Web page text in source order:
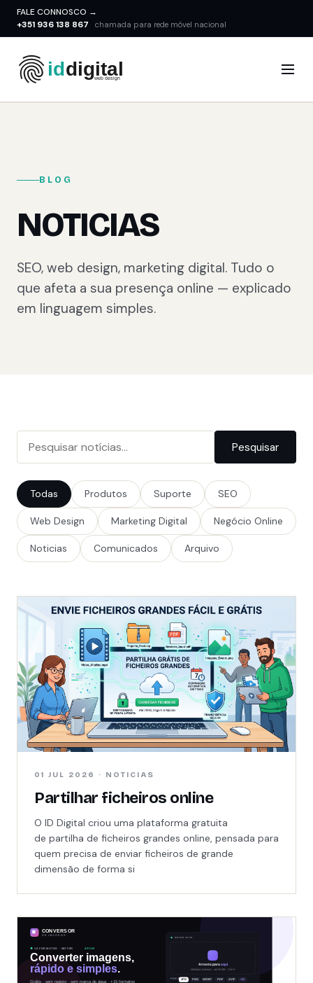
FALE CONNOSCO →
+351 936 138 867
chamada para rede móvel nacional
BLOG
NOTICIAS
SEO, web design, marketing digital. Tudo o
que afeta a sua presença online — explicado
em linguagem simples.
Pesquisar
Todas Produtos Suporte SEO
Web Design Marketing Digital Negócio Online
Noticias Comunicados Arquivo
01 JUL 2026 · NOTICIAS
Partilhar ficheiros online
O ID Digital criou uma plataforma gratuita
de partilha de ficheiros grandes online, pensada para
quem precisa de enviar ficheiros de grande
dimensão de forma si